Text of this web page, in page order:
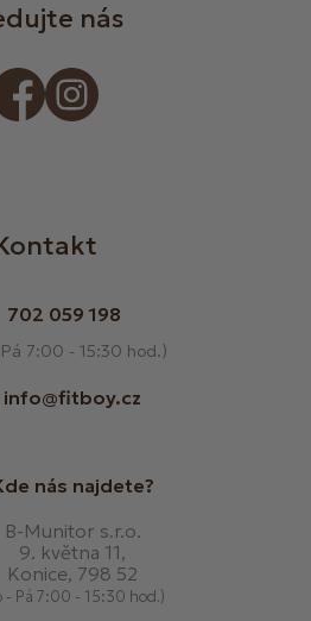
nás
702 059 198
Pá 7:00 - 15:30 hod.)
info@fitboy.cz
nás najdete?
B-Munitor s.r.o.
9. května 11,
Konice, 798 52
- Pá 7:00 - 15:30 hod.)